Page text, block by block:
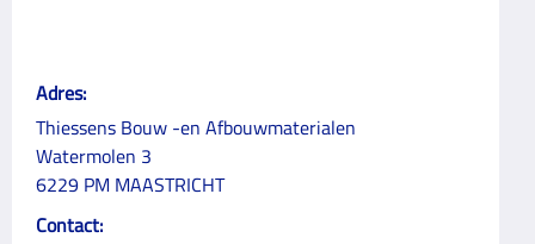
Adres:
Thiessens Bouw -en Afbouwmaterialen
Watermolen 3
6229 PM MAASTRICHT
Contact: